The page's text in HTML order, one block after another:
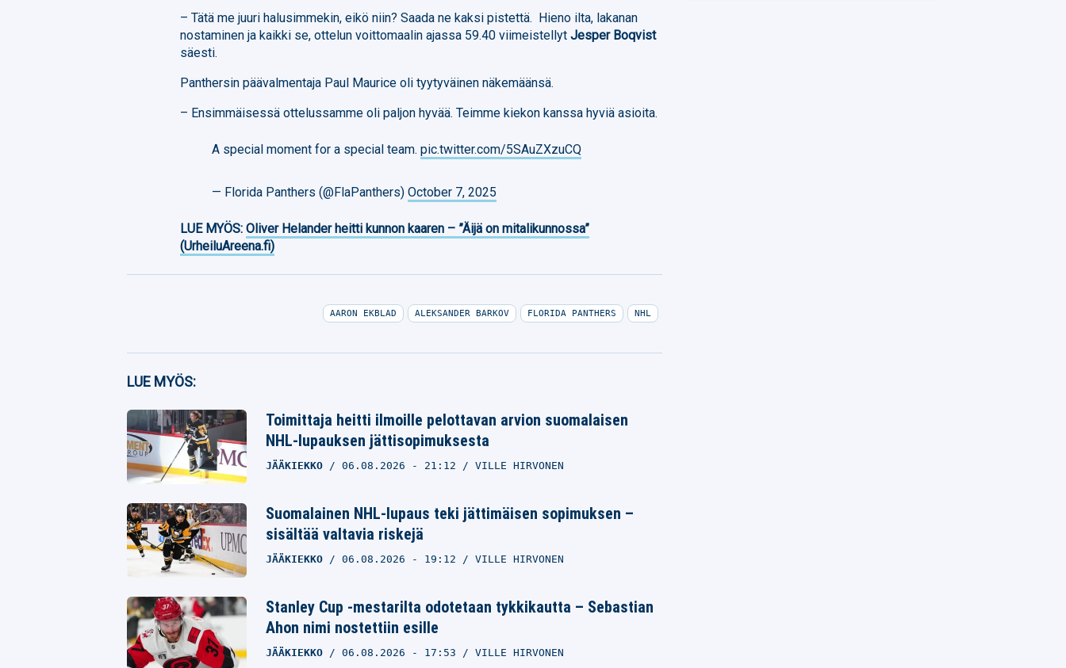
– Tätä me juuri halusimmekin, eikö niin? Saada ne kaksi pistettä. Hieno ilta, lakanan
nostaminen ja kaikki se, ottelun voittomaalin ajassa 59.40 viimeistellytJesper Boqvist
säesti.
Panthersin päävalmentaja Paul Maurice oli tyytyväinen näkemäänsä.
– Ensimmäisessä ottelussamme oli paljon hyvää. Teimme kiekon kanssa hyviä asioita.
A special moment for a special team.pic.twitter.com/5SAuZXzuCQ
— Florida Panthers (@FlaPanthers)October 7, 2025
LUE MYÖS:Oliver Helander heitti kunnon kaaren – ”Äijä on mitalikunnossa”
(UrheiluAreena.fi)
Facebook
Twitter
Whatsapp
AARON EKBLAD ALEKSANDER BARKOV FLORIDA PANTHERS NHL
LUE MYÖS:
Toimittaja heitti ilmoille pelottavan arvion suomalaisen
NHL-lupauksen jättisopimuksesta
JÄÄKIEKKO 06.08.2026 - 21:12 VILLE HIRVONEN
Suomalainen NHL-lupaus teki jättimäisen sopimuksen –
sisältää valtavia riskejä
JÄÄKIEKKO 06.08.2026 - 19:12 VILLE HIRVONEN
Stanley Cup -mestarilta odotetaan tykkikautta – Sebastian
Ahon nimi nostettiin esille
JÄÄKIEKKO 06.08.2026 - 17:53 VILLE HIRVONEN